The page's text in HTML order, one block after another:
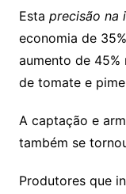
Esta precisão na
economia de
aumento de
de tomate e
A captação e
também se
Produtores que